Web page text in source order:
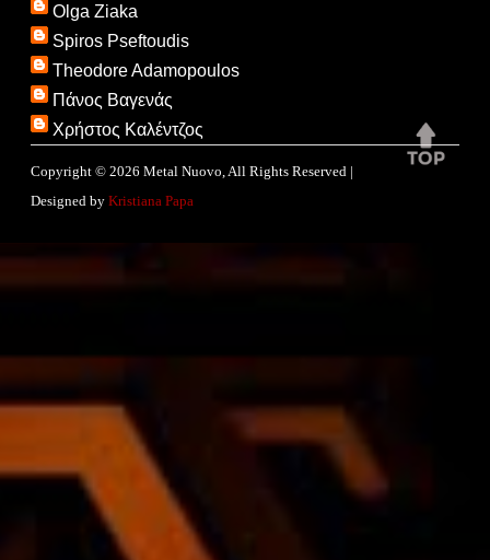
Olga Ziaka
Spiros Pseftoudis
Theodore Adamopoulos
Πάνος Βαγενάς
Χρήστος Καλέντζος
Copyright © 2026 Metal Nuovo , All Rights Reserved |
Designed by Kristiana Papa